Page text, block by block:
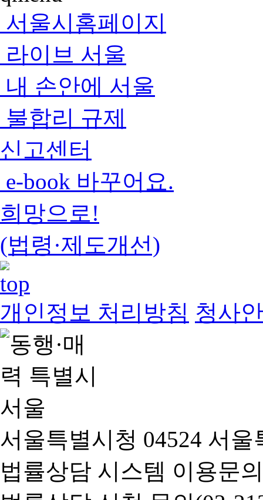
서울시홈페이지
라이브 서울
내 손안에 서울
불합리 규제
신고센터
e-book 바꾸어요.
희망으로!
(법령·제도개선)
개인정보 처리방침 청사
서울특별시청 04524 서
법률상담 시스템 이용문